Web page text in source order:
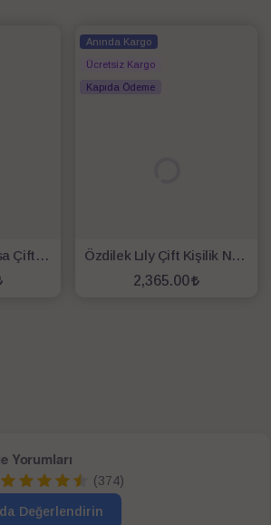
Özdilek Marco Rosa Çift Kişilik Nevresim Takımı Beyaz
Anında Kargo
Ücretsiz Kargo
Kapıda Ödeme
Özdilek Lıly Çift Kişilik Nevresim Takımı Lila Beyaz
2,365.00
Yorumları
(374)
Değerlendirin